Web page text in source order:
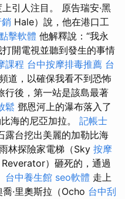
引人注目。 原告瑞安·黑
Hale）說，他在港口工
擊軟體 他解釋說：“我永
開電視並聽到發生的事情
課程 台中按摩排毒推薦 台
道，以確保我看不到恐怖
行後，第一站是該島最著
鬆 鄧恩河上的瀑布落入了
海的尼亞加拉。 記帳士
露台挖出美麗的加勒比海
林探險家電梯（Sky 按摩
Reverator）砸死的，通過
台中養生館 seo軟體 走上
·里奧斯拉（Ocho 台中刮